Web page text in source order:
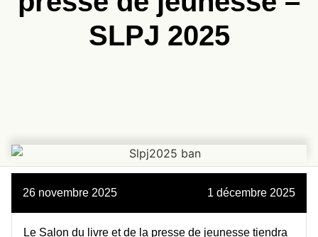
SLPJ 2025
26 novembre 2025 1 décembre 2025
Le Salon du livre et de la presse de jeunesse tiendra